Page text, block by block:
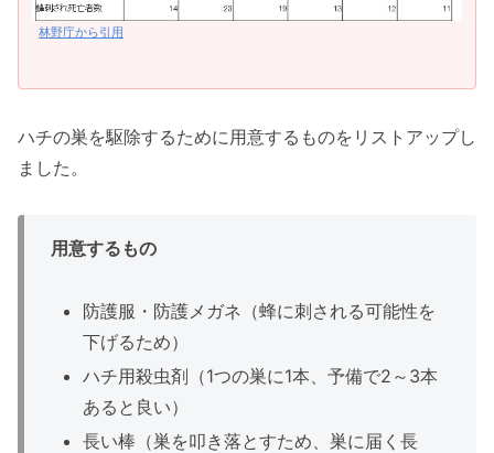
林野庁から引用
ハチの巣を駆除するために用意するものをリストアップし
ました。
用意するもの
防護服・防護メガネ（蜂に刺される可能性を
下げるため）
ハチ用殺虫剤（1つの巣に1本、予備で2～3本
あると良い）
長い棒（巣を叩き落とすため、巣に届く長